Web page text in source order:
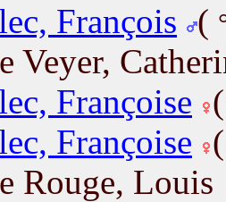
François (
Veyer,
Françoise
Françoise
Rouge, Louis